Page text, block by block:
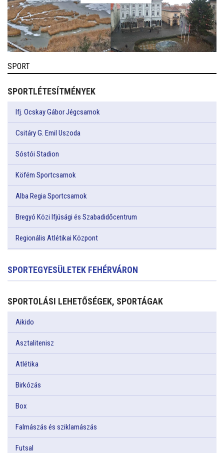
SPORT
SPORTLÉTESÍTMÉNYEK
Ifj. Ocskay Gábor Jégcsarnok
Csitáry G. Emil Uszoda
Sóstói Stadion
Köfém Sportcsarnok
Alba Regia Sportcsarnok
Bregyó Közi Ifjúsági és Szabadidőcentrum
Regionális Atlétikai Központ
SPORTEGYESÜLETEK FEHÉRVÁRON
SPORTOLÁSI LEHETŐSÉGEK, SPORTÁGAK
Aikido
Asztalitenisz
Atlétika
Birkózás
Box
Falmászás és sziklamászás
Futsal